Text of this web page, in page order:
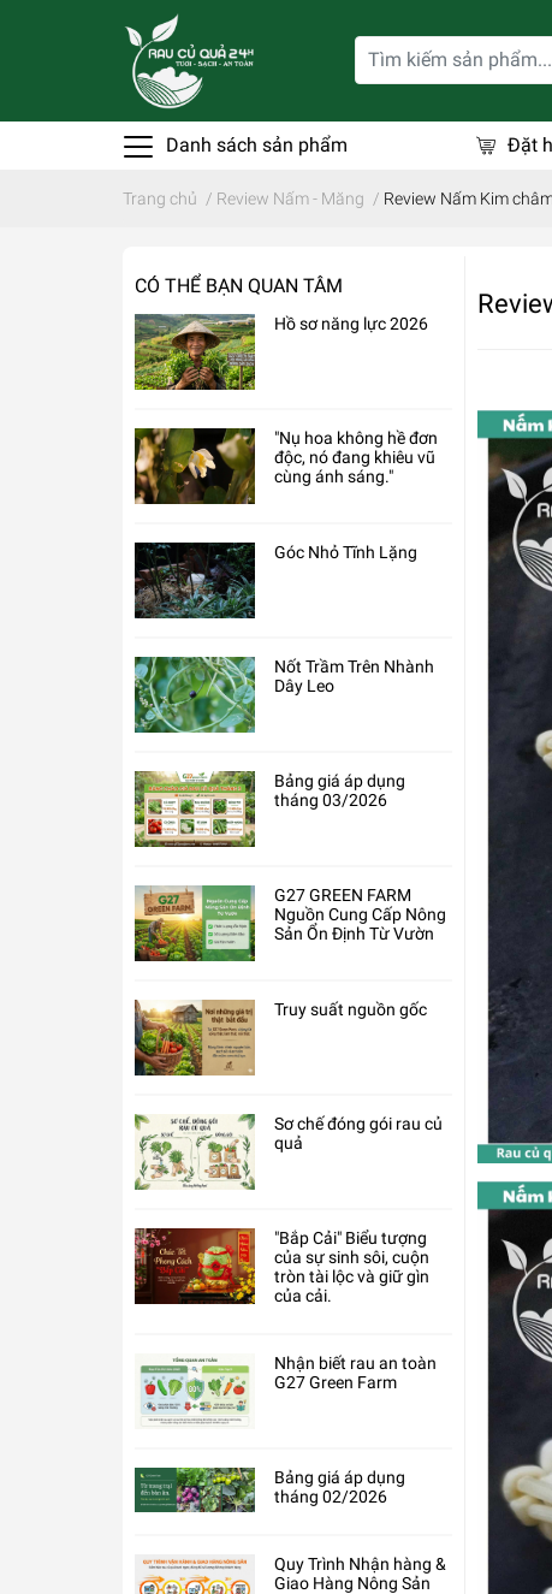
Danh sách sản phẩm Đặt
Trang chủ / Review Nấm - Măng / Review Nấm Kim
CÓ THỂ BẠN QUAN TÂM
Hồ sơ năng lực 2026
"Nụ hoa không hề đơn
độc, nó đang khiêu vũ
cùng ánh sáng."
Góc Nhỏ Tĩnh Lặng
Nốt Trầm Trên Nhành
Dây Leo
Bảng giá áp dụng
tháng 03/2026
G27 GREEN FARM
Nguồn Cung Cấp Nông
Sản Ổn Định Từ Vườn
Truy suất nguồn gốc
Sơ chế đóng gói rau củ
quả
"Bắp Cải" Biểu tượng
của sự sinh sôi, cuộn
tròn tài lộc và giữ gìn
của cải.
Nhận biết rau an toàn
G27 Green Farm
Bảng giá áp dụng
tháng 02/2026
Quy Trình Nhận hàng &
Giao Hàng Nông Sản